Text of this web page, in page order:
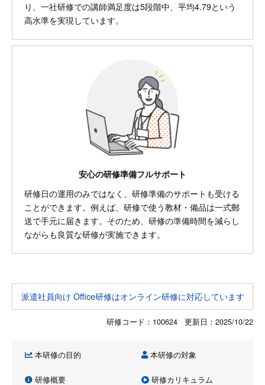
り、一社研修での講師満足度は5段階中、平均4.79という
高水準を実現しています。
安心の研修準備フルサポート
研修日の運用のみではなく、研修準備のサポートも受ける
ことができます。例えば、研修で使う教材・備品は一式郵
送で手元に届きます。そのため、研修の準備時間を減らし
ながらも良質な研修が実施できます。
派遣社員向け Office研修はオンライン研修に対応しています
研修コード：100624 更新日： 2025/10/22
本研修の目的 本研修の対象
研修概要 研修カリキュラム